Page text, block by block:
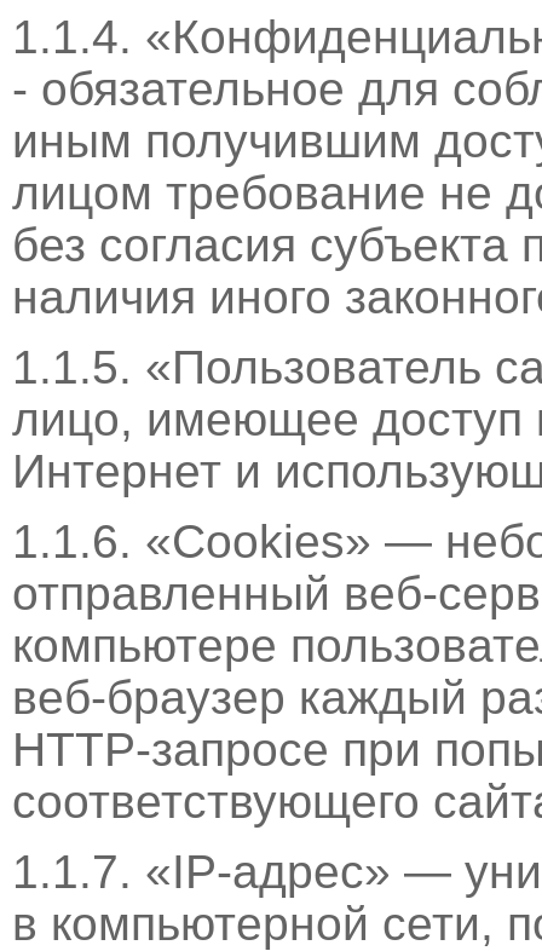
1.1.4.
- обязательное для
иным получившим
лицом требование не
без согласия
наличия иного
1.1.5. «Пользователь
лицо, имеющее доступ
Интернет и
1.1.6. «Cookies» —
отправленный веб-
компьютере
веб-браузер каждый
HTTP-запросе при
соответствующего
1.1.7. «IP-адрес» —
в компьютерной сети,